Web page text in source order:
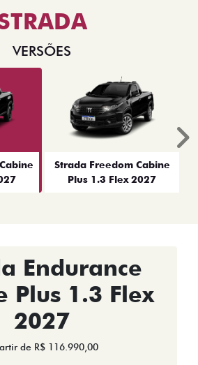
VERSÕES
Strada Freedom Cabine
Plus 1.3 Flex 2027
Endurance
Plus 1.3 Flex
2027
de R$ 116.990,00